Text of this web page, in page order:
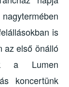
is
az első önálló
a Lumen
koncertünk